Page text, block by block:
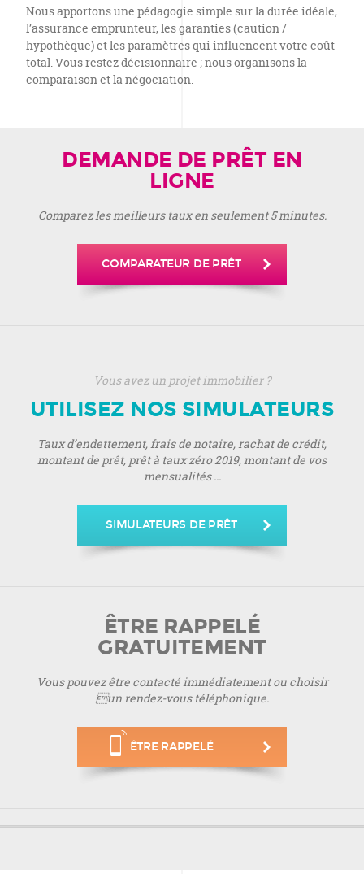
Nous apportons une pédagogie simple sur la durée idéale,
l’assurance emprunteur, les garanties (caution /
hypothèque) et les paramètres qui influencent votre coût
total. Vous restez décisionnaire ; nous organisons la
comparaison et la négociation.
DEMANDE DE PRÊT EN
LIGNE
Comparez les meilleurs taux en seulement 5 minutes.
COMPARATEUR DE PRÊT
Vous avez un projet immobilier ?
UTILISEZ NOS SIMULATEURS
Taux d’endettement, frais de notaire, rachat de crédit,
montant de prêt, prêt à taux zéro 2019, montant de vos
mensualités ...
SIMULATEURS DE PRÊT
ÊTRE RAPPELÉ
GRATUITEMENT
Vous pouvez être contacté immédiatement ou choisir
un rendez-vous téléphonique.
ÊTRE RAPPELÉ